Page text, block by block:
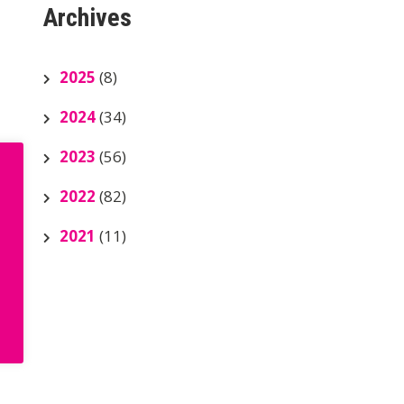
Archives
2025 (8)
2024(34)
2023 (56)
2022 (82)
2021 (11)